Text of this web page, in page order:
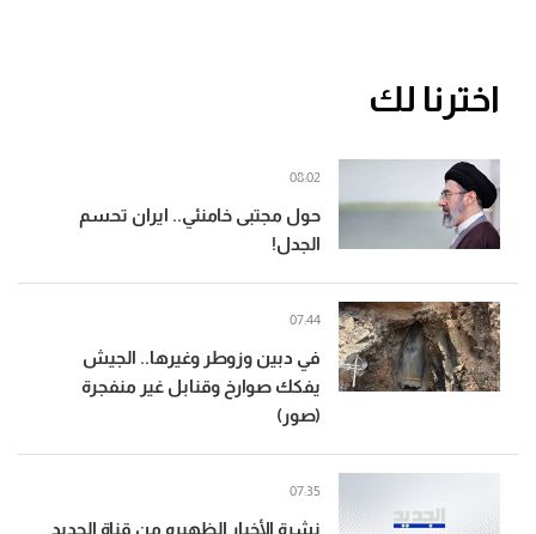
اخترنا لك
حول مجتبى خامنئي.. ايران تحسم
الجدل!
08:02
في دبين وزوطر وغيرها.. الجيش
يفكك صوارخ وقنابل غير منفجرة
(صور)
07:44
نشرة الأخبار الظهيره من قناة الجديد
07:35